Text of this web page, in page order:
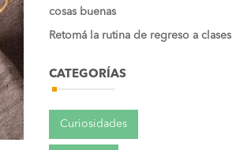
cosas buenas
Retomá la rutina de regreso a clases
CATEGORÍAS
Curiosidades